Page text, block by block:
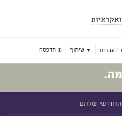
ואקראיות
/ עברית ▼ שיתוף ⊕ הדפסה
החודשי שלהם